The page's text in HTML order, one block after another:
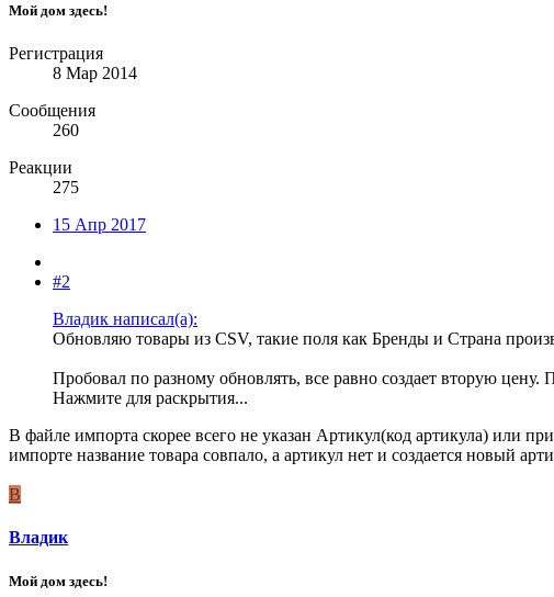
Мой дом здесь!
Регистрация
8 Мар 2014
Сообщения
260
Реакции
275
15 Апр 2017
#2
Владик написал(а):
Обновляю товары из CSV, такие поля как Бренды и Страна
Пробовал по разному обновлять, все равно создает вторую цену.
Нажмите для раскрытия...
В файле импорта скорее всего не указан Артикул(код артикула) или
импорте название товара совпало, а артикул нет и создается новый
В
Владик
Мой дом здесь!